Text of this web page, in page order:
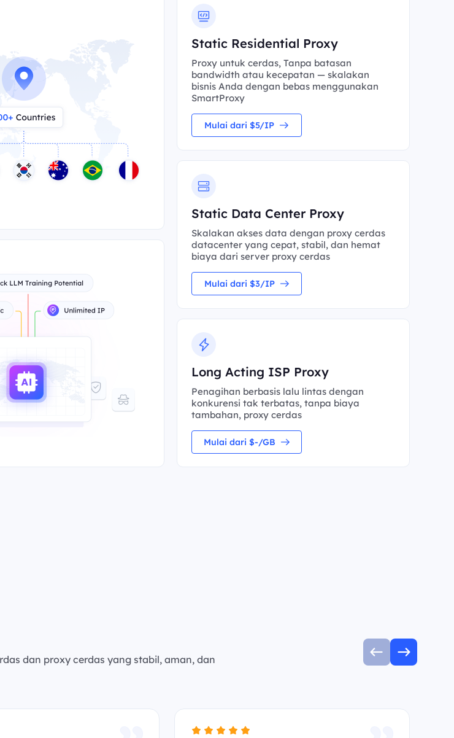
Static Residential Proxy
Proxy untuk cerdas, Tanpa batasan
bandwidth atau kecepatan — skalakan
bisnis Anda dengan bebas menggunakan
SmartProxy
Mulai dari $5/IP
Static Data Center Proxy
Skalakan akses data dengan proxy cerdas
datacenter yang cepat, stabil, dan hemat
biaya dari server proxy cerdas
Mulai dari $3/IP
Long Acting ISP Proxy
Penagihan berbasis lalu lintas dengan
konkurensi tak terbatas, tanpa biaya
tambahan, proxy cerdas
Mulai dari $-/GB
dan proxy cerdas yang stabil, aman, dan